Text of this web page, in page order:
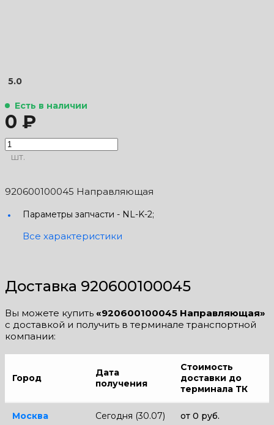
5.0
Есть в наличии
0 ₽
шт.
920600100045 Направляющая
Параметры запчасти - NL-K-2;
Все характеристики
Доставка 920600100045
Вы можете купить «920600100045 Направляющая»
с доставкой и получить в терминале транспортной
компании:
Город
Дата
получения
Стоимость
доставки до
терминала ТК
Москва Сегодня (30.07) от 0 руб.